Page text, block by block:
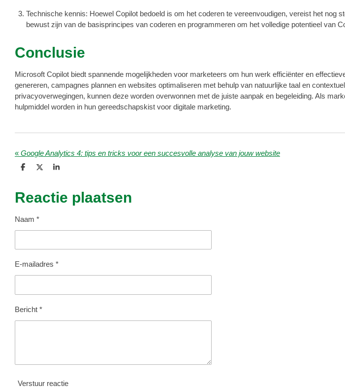
Technische kennis: Hoewel Copilot bedoeld is om het coderen te vereenvoudigen, vereist het
bewust zijn van de basisprincipes van coderen en programmeren om het volledige potentieel van
Conclusie
Microsoft Copilot biedt spannende mogelijkheden voor marketeers om hun werk efficiënter en
genereren, campagnes plannen en websites optimaliseren met behulp van natuurlijke taal en
privacyoverwegingen, kunnen deze worden overwonnen met de juiste aanpak en begeleiding. Als
hulpmiddel worden in hun gereedschapskist voor digitale marketing.
« Google Analytics 4: tips en tricks voor een succesvolle analyse van jouw website
D
e
n
D
S
r
e
Reactie plaatsen
Naam *
E-mailadres *
Bericht *
Verstuur reactie